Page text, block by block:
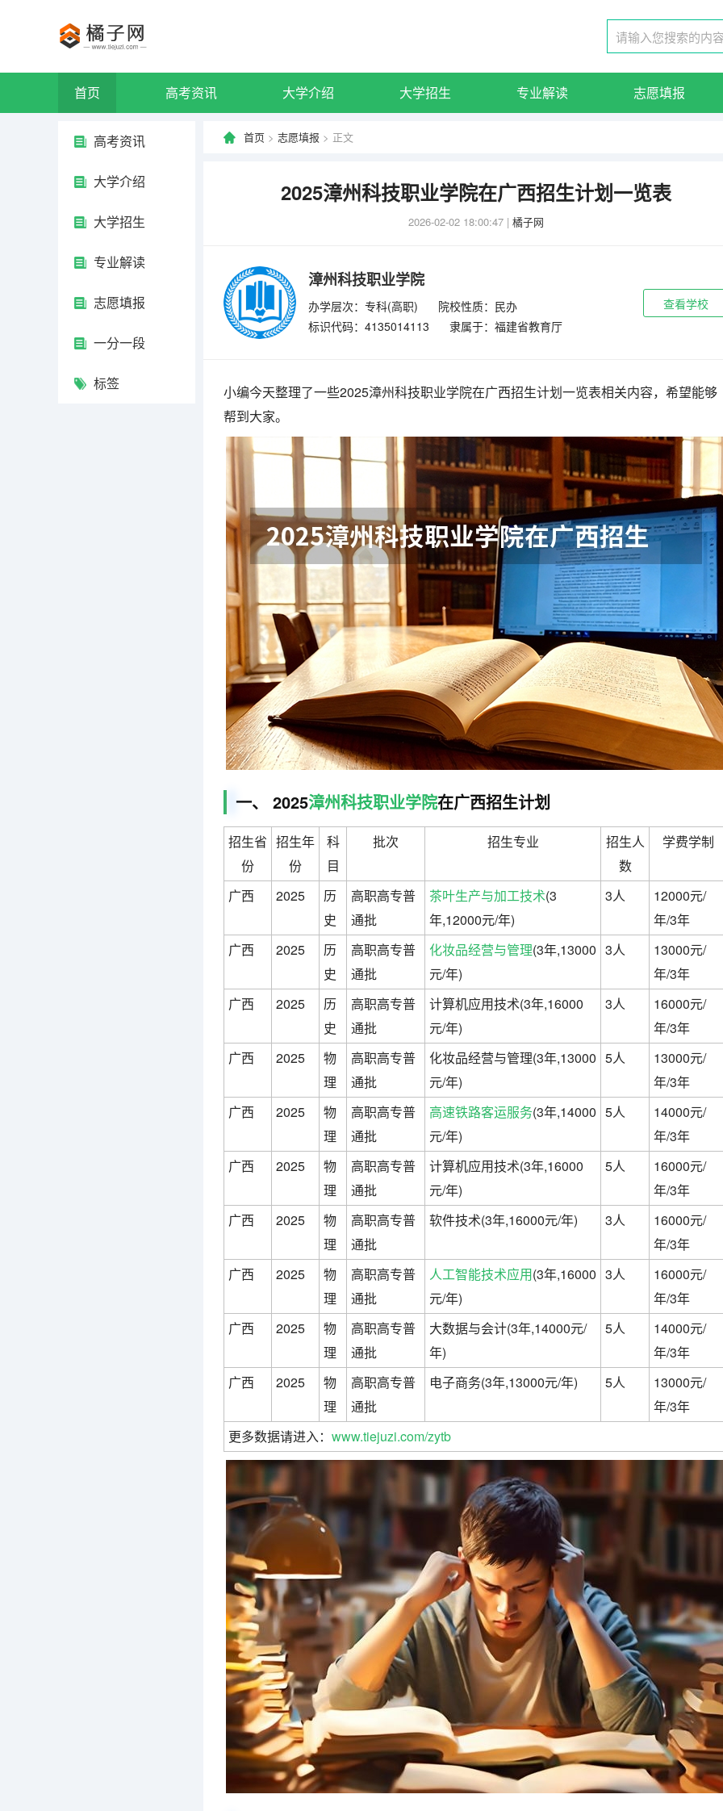
首页 高考资讯 大学介绍 大学招生 专业解读 志愿填报
高考资讯
大学介绍
大学招生
专业解读
志愿填报
一分一段
标签
首页 > 志愿填报 > 正文
2025漳州科技职业学院在广西招生计划一览表
2026-02-02 18:00:47 | 橘子网
漳州科技职业学院
办学层次：专科(高职)
院校性质：民办
标识代码：4135014113
隶属于：福建省教育厅
查看学校
小编今天整理了一些2025漳州科技职业学院在广西招生计划一览表相关内容，希望能够
帮到大家。
一、 2025漳州科技职业学院在广西招生计划
招生省
份
招生年
份
科
目
批次 招生专业
招生人
数
学费学制
广西 2025
历
史
高职高专普
通批
茶叶生产与加工技术(3
年,12000元/年)
3人
12000元/
年/3年
广西
2025
历
史
高职高专普
通批
化妆品经营与管理(3年,13000
元/年)
3人
13000元/
年/3年
广西
2025
历
史
高职高专普
通批
计算机应用技术(3年,16000
元/年)
3人
16000元/
年/3年
广西
2025
物
理
高职高专普
通批
化妆品经营与管理(3年,13000
元/年)
5人
13000元/
年/3年
广西
2025
物
理
高职高专普
通批
高速铁路客运服务(3年,14000
元/年)
5人
14000元/
年/3年
广西
2025
物
理
高职高专普
通批
计算机应用技术(3年,16000
元/年)
5人
16000元/
年/3年
广西
2025
物
理
高职高专普
通批
软件技术(3年,16000元/年) 3人
16000元/
年/3年
广西
2025
物
理
高职高专普
通批
人工智能技术应用(3年,16000
元/年)
3人
16000元/
年/3年
广西
2025
物
理
高职高专普
通批
大数据与会计(3年,14000元/
年)
5人
14000元/
年/3年
广西
2025
物
理
高职高专普
通批
电子商务(3年,13000元/年) 5人
13000元/
年/3年
更多数据请进入： www.tiejuzi.com/zytb